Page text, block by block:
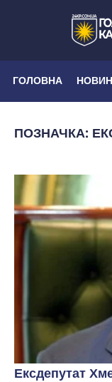
ГОЛОВНА
ПОЗНАЧКА:
Ексдепутат